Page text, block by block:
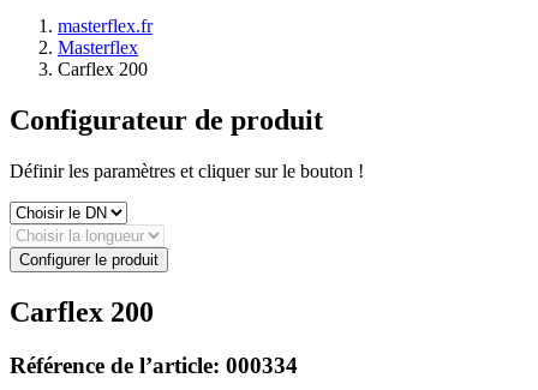
masterflex.fr
Masterflex
Carflex 200
Configurateur de produit
Définir les paramètres et cliquer sur le bouton !
Configurer le produit
Carflex 200
Référence de l’article: 000334